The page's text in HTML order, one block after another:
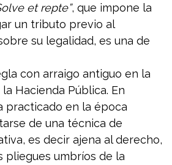
et repte”, que impone la
un tributo previo al
su legalidad, es una de
con arraigo antiguo en la
Hacienda Pública. En
practicado en la época
de una técnica de
es decir ajena al derecho,
pliegues umbríos de la